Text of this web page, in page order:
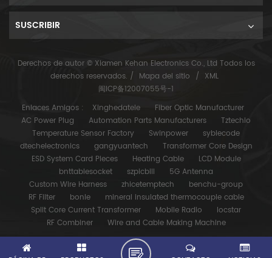
SUSCRIBIR
Derechos de autor © Xiamen Kehan Electronics Co., Ltd Todos los
derechos reservados. / Mapa del sitio / XML
闽ICP备12007055号-1
Enlaces Amigos :
Xinghedatele
Fiber Optic Manufacturer
AC Power Plug
Automation Parts Manufacturers
Tztechio
Temperature Sensor Factory
Swinpower
syblecode
dtechelectronics
gangyuantech
Transformer Core Design
ESD System Card Pieces
Heating Cable
LCD Module
bnttablesocket
szpicbill
5G Antenna
Custom Wire Harness
zhicetemptech
benchu-group
RF Filter
bonle
mineral insulated thermocouple cable
Split Core Current Transformer
Mobile Radio
locstar
RF Combiner
Wire and Cable Making Machine